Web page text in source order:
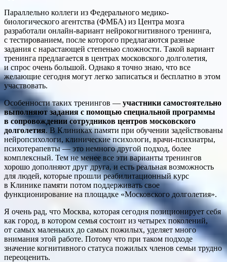
Параллельно коллеги из Федерального медико-
биологического агентства (ФМБА) из Центра мозга
разработали онлайн-вариант нейрокогнитивного тренинга,
с тестированием, после которого предлагаются разные
задания с нарастающей степенью сложности. Такой вариант
тренинга предлагается в центрах московского долголетия,
и спрос очень большой. Однако я точно знаю, что все
желающие сегодня могут легко записаться и бесплатно в этом
участвовать.
Особенности таких тренингов —участники самостоятельно
выполняют задания с помощью специальной программы
в сопровождении сотрудников центров московского
долголетия. В Клиниках памяти при обучении задействованы
нейропсихологи, клинические психологи, врачи-психиатры,
психотерапевты — это немного другой подход, более
комплексный. Тем не менее все эти варианты тренингов
хорошо дополняют друг друга, и есть реальная возможность
для людей, которые прошли реабилитационный курс
в Клинике памяти потом поддерживать свое
функционирование на площадке «Московского долголетия».
Я очень рад, что Москва, которая сегодня позиционирует себя
как город, в котором семья состоит из четырех поколений,
от самых маленьких до самых пожилых, уделяет много
внимания этой работе. Потому что при таком подходе
значение когнитивного статуса пожилых членов семьи трудно
переоценить.